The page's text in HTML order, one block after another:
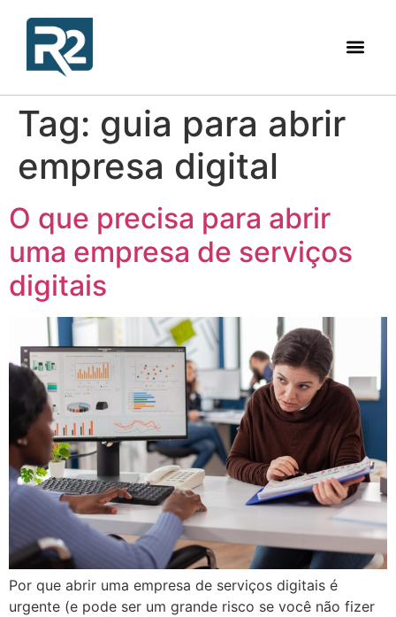
Tag: guia para abrir
empresa digital
O que precisa para abrir
uma empresa de serviços
digitais
Por que abrir uma empresa de serviços digitais é
urgente (e pode ser um grande risco se você não fizer